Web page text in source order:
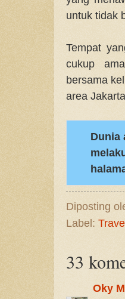
untuk tidak
Tempat
cukup
bersama
area
Dunia
Diposting
Label:
33
Oky